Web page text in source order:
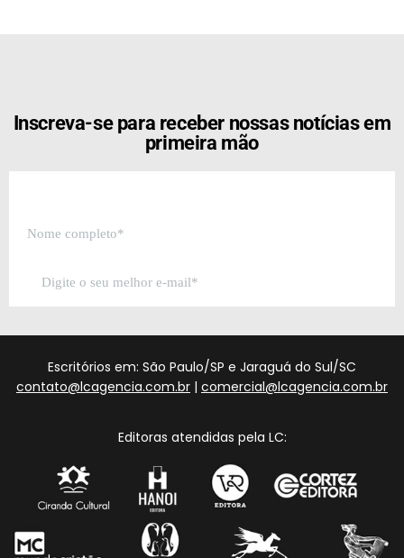
Inscreva-se para receber nossas notícias em
primeira mão
Escritórios em: São Paulo/SP e Jaraguá do Sul/SC
contato@lcagencia.com.br | comercial@lcagencia.com.br
Editoras atendidas pela LC: